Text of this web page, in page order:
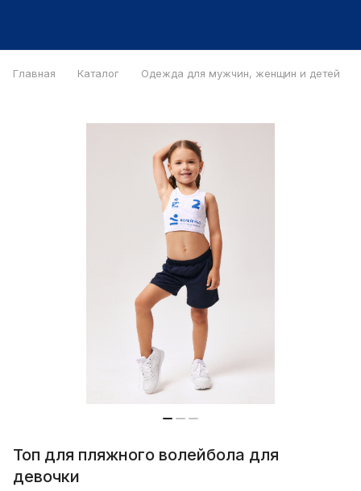
Главная Каталог Одежда для мужчин, женщин и детей
Топ для пляжного волейбола для
девочки